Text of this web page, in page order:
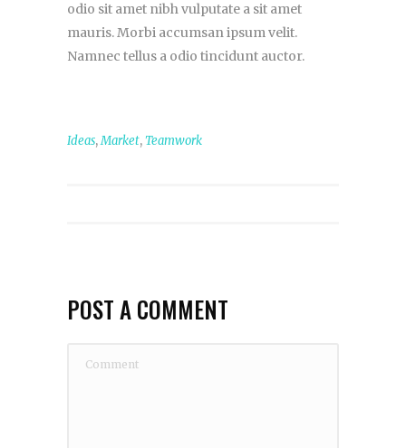
odio sit amet nibh vulputate a sit amet
mauris. Morbi accumsan ipsum velit.
Namnec tellus a odio tincidunt auctor.
Ideas,Market,Teamwork
POST A COMMENT